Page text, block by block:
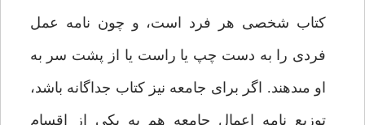
كتاب شخصى هر فرد است، و چون نامه عمل
فردى را به دست چپ يا راست يا از پشت سر به
او مى‏دهند. اگر براى جامعه نيز كتاب جداگانه باشد،
توزيع نامه اعمال جامعه هم به يكى از اقسام